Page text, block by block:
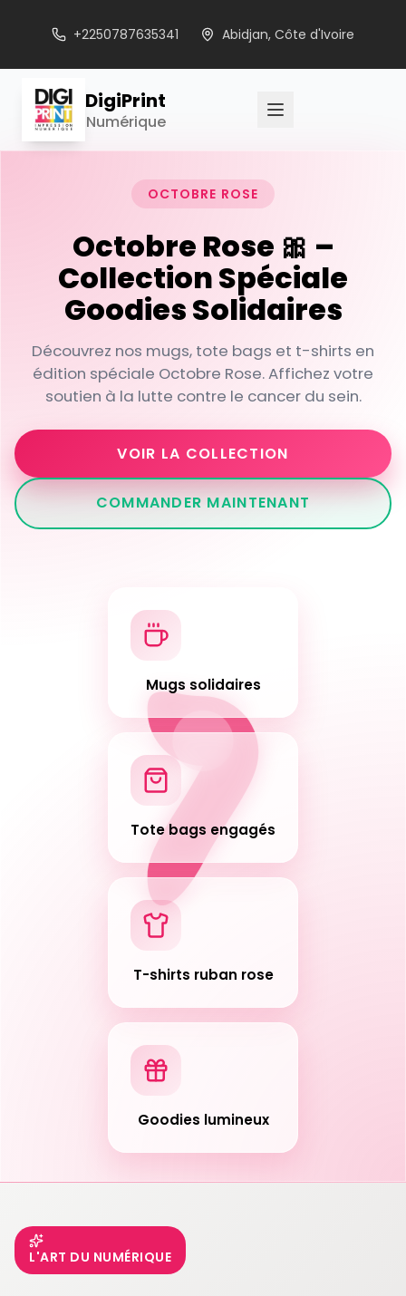
+2250787635341 Abidjan, Côte d'Ivoire
DigiPrint
Numérique
OCTOBRE ROSE
Octobre Rose 🎀 –
Collection Spéciale
Goodies Solidaires
Découvrez nos mugs, tote bags et t-shirts en
édition spéciale Octobre Rose. Affichez votre
soutien à la lutte contre le cancer du sein.
VOIR LA COLLECTION
COMMANDER MAINTENANT
Mugs solidaires
Tote bags engagés
T-shirts ruban rose
Goodies lumineux
L'ART DU NUMÉRIQUE